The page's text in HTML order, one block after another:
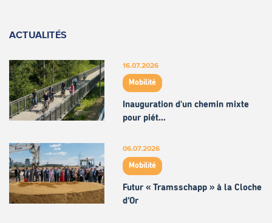
ACTUALITÉS
16.07.2026
Mobilité
Inauguration d'un chemin mixte
pour piét…
06.07.2026
Mobilité
Futur « Tramsschapp » à la Cloche
d’Or